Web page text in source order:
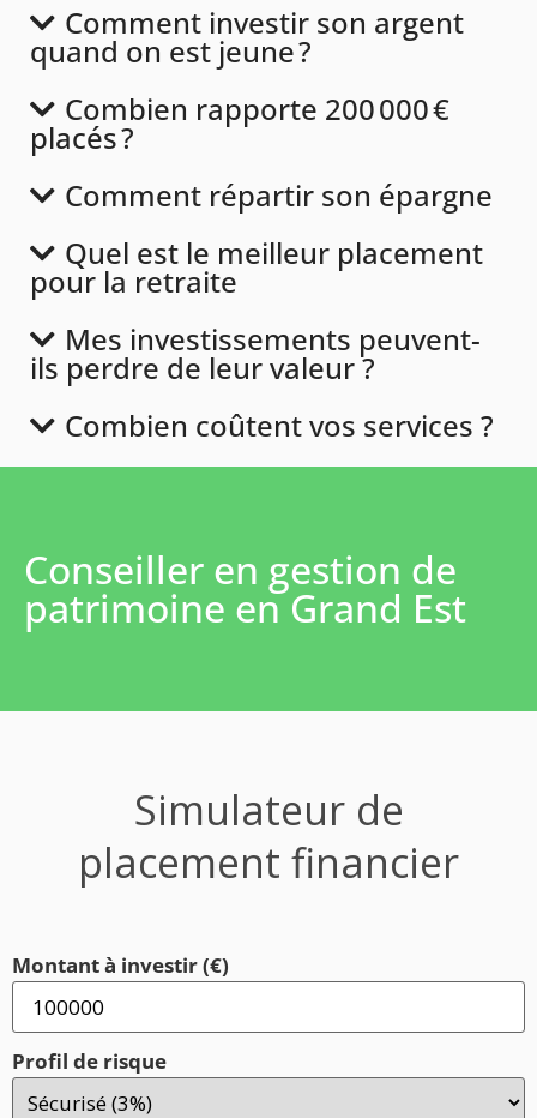
Comment investir son argent
quand on est jeune ?
Combien rapporte 200 000 €
placés ?
Comment répartir son épargne
Quel est le meilleur placement
pour la retraite
Mes investissements peuvent-
ils perdre de leur valeur ?
Combien coûtent vos services ?
Conseiller en gestion de
patrimoine en Grand Est
Simulateur de
placement financier
Montant à investir (€)
Profil de risque